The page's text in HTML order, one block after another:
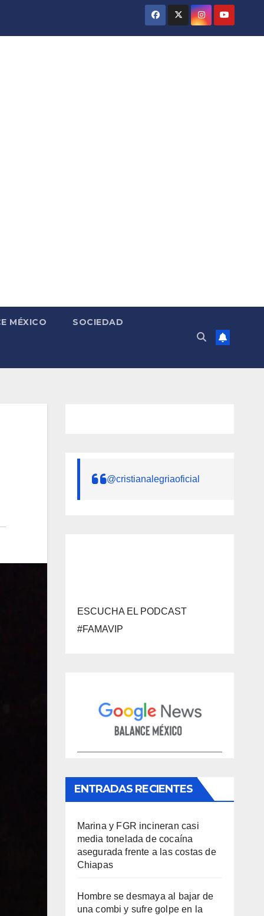
MÉXICO SOCIEDAD
@cristianalegriaoficial
ESCUCHA EL PODCAST
#FAMAVIP
ENTRADAS RECIENTES
Marina y FGR incineran casi
media tonelada de cocaína
asegurada frente a las costas de
Chiapas
Hombre se desmaya al bajar de
una combi y sufre golpe en la